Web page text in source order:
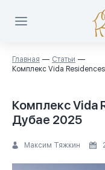
Главная
Статьи
Комплекс Vida
Комплекс Vida
Дубае 2025
Максим Тяжкин